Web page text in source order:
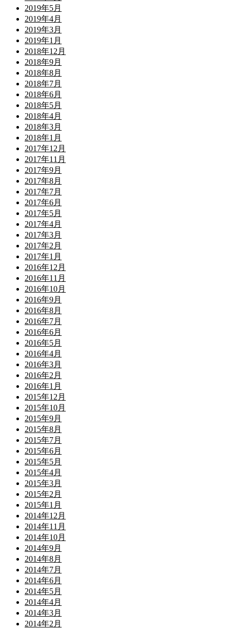
2019年5月
2019年4月
2019年3月
2019年1月
2018年12月
2018年9月
2018年8月
2018年7月
2018年6月
2018年5月
2018年4月
2018年3月
2018年1月
2017年12月
2017年11月
2017年9月
2017年8月
2017年7月
2017年6月
2017年5月
2017年4月
2017年3月
2017年2月
2017年1月
2016年12月
2016年11月
2016年10月
2016年9月
2016年8月
2016年7月
2016年6月
2016年5月
2016年4月
2016年3月
2016年2月
2016年1月
2015年12月
2015年10月
2015年9月
2015年8月
2015年7月
2015年6月
2015年5月
2015年4月
2015年3月
2015年2月
2015年1月
2014年12月
2014年11月
2014年10月
2014年9月
2014年8月
2014年7月
2014年6月
2014年5月
2014年4月
2014年3月
2014年2月